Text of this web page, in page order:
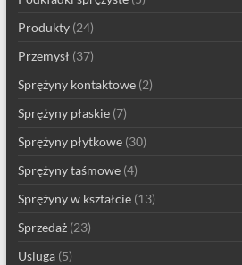
Produkty(24)
Przemysł (37)
Sprężyny kontaktowe(2)
Sprężyny płaskie(7)
Sprężyny płytkowe(30)
Sprężyny taśmowe(4)
Sprężyny w kształcie(13)
Sprzedaż(23)
Usluga(5)